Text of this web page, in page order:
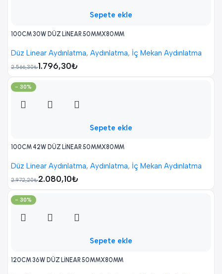
Sepete ekle
100CM 30W DÜZ LİNEAR 50MMX80MM
Düz Linear Aydınlatma, Aydınlatma, İç Mekan Aydınlatma
2.566,30₺1.796,30₺
- 30%
Sepete ekle
100CM 42W DÜZ LİNEAR 50MMX80MM
Düz Linear Aydınlatma, Aydınlatma, İç Mekan Aydınlatma
2.972,20₺2.080,10₺
- 30%
Sepete ekle
120CM 36W DÜZ LİNEAR 50MMX80MM